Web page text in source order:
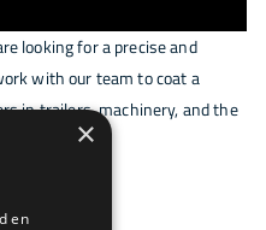
looking for a precise and
with our team to coat a
in trailers, machinery, and the
video!
×
en